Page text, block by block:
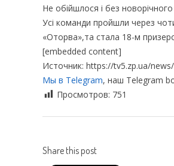
Не обійшлося і без
Усі команди пройшли через
«Оторва»,та стала 18-м
[embedded content]
Источник: https://tv5.zp.ua/
Мы в Telegram, наш Telegram
Просмотров: 751
Share this post